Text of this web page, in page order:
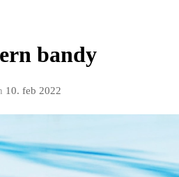
bandy
10. feb 2022